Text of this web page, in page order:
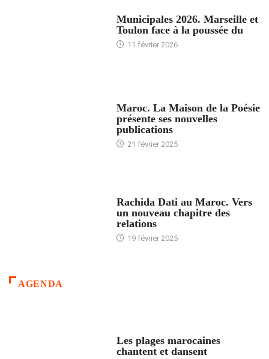
Municipales 2026. Marseille et
Toulon face à la poussée du
11 février 2026
Maroc. La Maison de la Poésie
présente ses nouvelles
publications
21 février 2025
Rachida Dati au Maroc. Vers
un nouveau chapitre des
relations
19 février 2025
AGENDA
Les plages marocaines
chantent et dansent